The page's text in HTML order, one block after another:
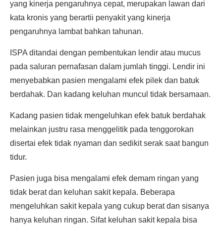
yang kinerja pengaruhnya cepat, merupakan lawan dari
kata kronis yang berartii penyakit yang kinerja
pengaruhnya lambat bahkan tahunan.
ISPA ditandai dengan pembentukan lendir atau mucus
pada saluran pernafasan dalam jumlah tinggi. Lendir ini
menyebabkan pasien mengalami efek pilek dan batuk
berdahak. Dan kadang keluhan muncul tidak bersamaan.
Kadang pasien tidak mengeluhkan efek batuk berdahak
melainkan justru rasa menggelitik pada tenggorokan
disertai efek tidak nyaman dan sedikit serak saat bangun
tidur.
Pasien juga bisa mengalami efek demam ringan yang
tidak berat dan keluhan sakit kepala. Beberapa
mengeluhkan sakit kepala yang cukup berat dan sisanya
hanya keluhan ringan. Sifat keluhan sakit kepala bisa